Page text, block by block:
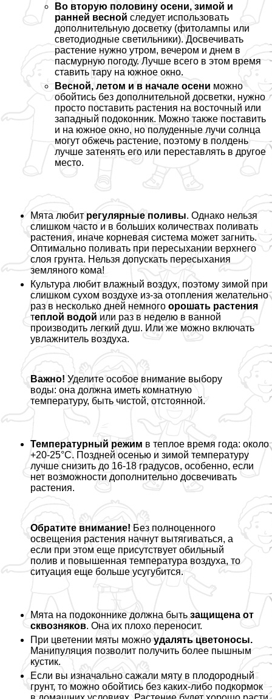
Во вторую половину осени, зимой и
ранней весной следует использовать
дополнительную досветку (фитолампы или
светодиодные светильники). Досвечивать
растение нужно утром, вечером и днем в
пасмурную погоду. Лучше всего в этом время
ставить тару на южное окно.
Весной, летом и в начале осени можно
обойтись без дополнительной досветки, нужно
просто поставить растения на восточный или
западный подоконник. Можно также поставить
и на южное окно, но полуденные лучи солнца
могут обжечь растение, поэтому в полдень
лучше затенять его или переставлять в другое
место.
Мята любитрегулярные поливы. Однако нельзя
слишком часто и в больших количествах поливать
растения, иначе корневая система может загнить.
Оптимально поливать при пересыхании верхнего
слоя грунта. Нельзя допускать пересыхания
земляного кома!
Культура любит влажный воздух, поэтому зимой при
слишком сухом воздухе из-за отопления желательно
раз в несколько дней немного орошать растения
теплой водой или раз в неделю в ванной
производить легкий душ. Или же можно включать
увлажнитель воздуха.
Важно!Уделите особое внимание выбору
воды: она должна иметь комнатную
температуру, быть чистой, отстоянной.
Температурный режим в теплое время года: около
+20-25°C. Поздней осенью и зимой температуру
лучше снизить до 16-18 градусов, особенно, если
нет возможности дополнительно досвечивать
растения.
Обратите внимание!Без полноценного
освещения растения начнут вытягиваться, а
если при этом еще присутствует обильный
полив и повышенная температура воздуха, то
ситуация еще больше усугубится.
Мята на подоконнике должна бытьзащищена от
сквозняков. Она их плохо переносит.
При цветении мяты можно удалять цветоносы.
Манипуляция позволит получить более пышным
кустик.
Если вы изначально сажали мяту в плодородный
грунт, то можно обойтись без каких-либо подкормок